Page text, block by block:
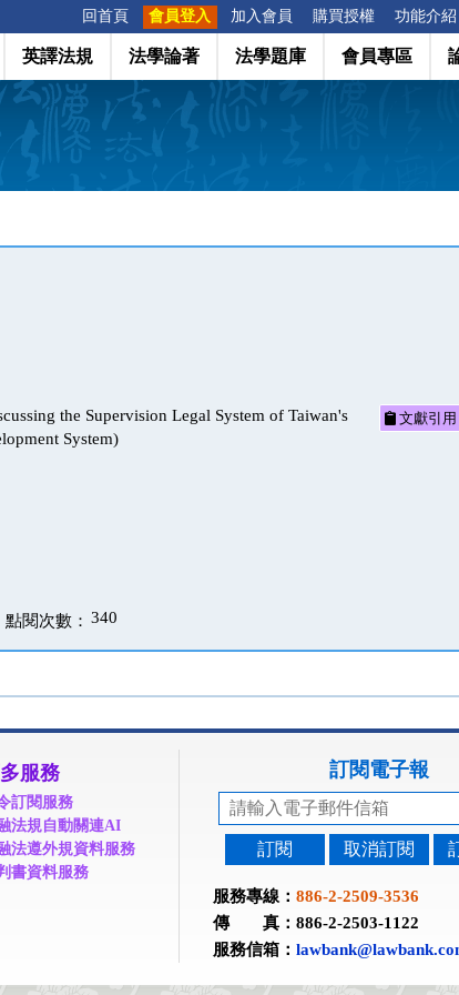
回首頁 會員登入 加入會員 購買授權 功能介紹
英譯法規 法學論著 法學題庫 會員專區
the Supervision Legal System of Taiwan's
System)
文獻引用
點閱次數： 340
服務
訂閱服務
法規自動關連AI
法遵外規資料服務
書資料服務
訂閱電子報
訂閱 取消訂閱
服務專線： 886-2-2509-3536
傳 真：886-2-2503-1122
服務信箱：